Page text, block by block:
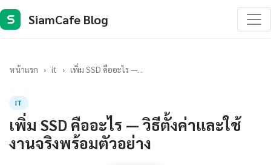
S SiamCafe Blog
หน้าแรก › it › เพิ่ม SSD คืออะไร —...
IT
เพิ่ม SSD คืออะไร — วิธีตั้งค่าและใช้
งานจริงพร้อมตัวอย่าง